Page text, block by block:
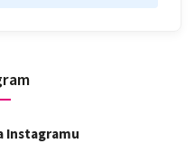
Instagramu